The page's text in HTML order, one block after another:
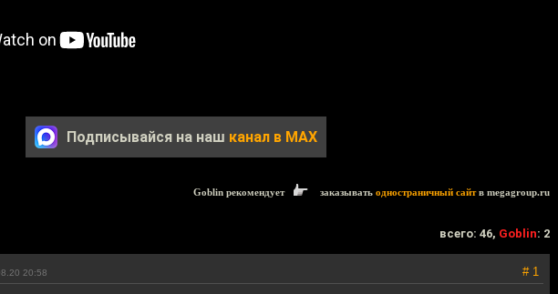
Подписывайся на наш канал в MAX
Goblin рекомендует заказывать одностраничный сайтв megagroup.ru
всего: 46, Goblin: 2
20:58 # 1